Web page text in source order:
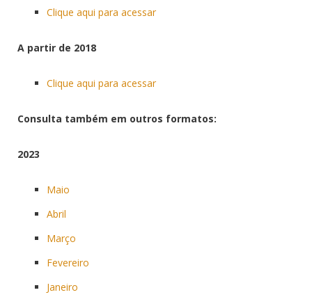
Clique aqui para acessar
A partir de 2018
Clique aqui para acessar
Consulta também em outros formatos:
2023
Maio
Abril
Março
Fevereiro
Janeiro